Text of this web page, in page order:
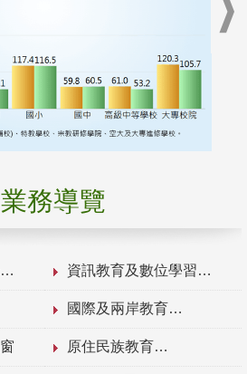
業務導覽
資訊教育及數位學習
國際及兩岸教育
原住民族教育